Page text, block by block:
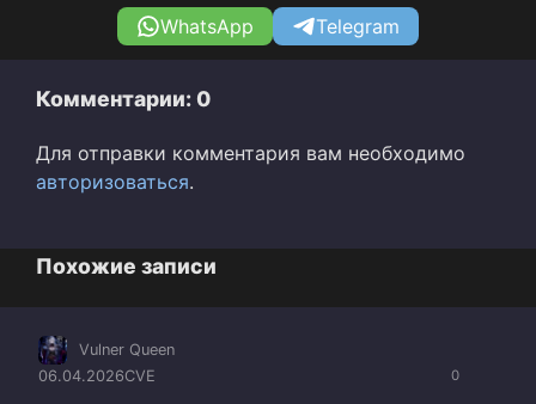
WhatsApp Telegram
Комментарии: 0
Для отправки комментария вам необходимо
авторизоваться.
Похожие записи
0
Vulner Queen
06.04.2026CVE